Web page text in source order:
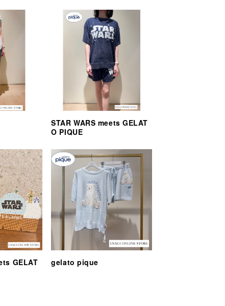
STAR WARS meets GELAT
O PIQUE
GELAT
gelato pique